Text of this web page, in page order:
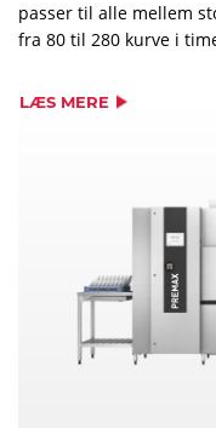
passer til alle mellem
fra 80 til 280 kurve i
LÆS MERE